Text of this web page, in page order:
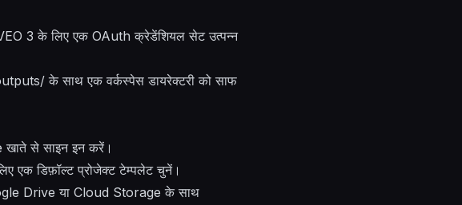
3 के लिए एक OAuth क्रेडेंशियल सेट उत्पन्न
के साथ एक वर्कस्पेस डायरेक्टरी को साफ
से साइन इन करें।
एक डिफ़ॉल्ट प्रोजेक्ट टेम्पलेट चुनें।
Drive या Cloud Storage के साथ